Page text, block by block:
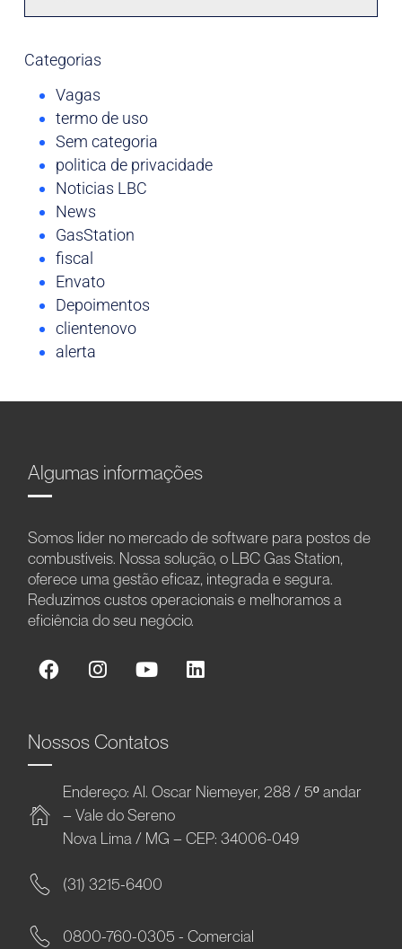
Categorias
Vagas
termo de uso
Sem categoria
politica de privacidade
Noticias LBC
News
GasStation
fiscal
Envato
Depoimentos
clientenovo
alerta
Algumas informações
Somos líder no mercado de software para postos de
combustíveis. Nossa solução, o LBC Gas Station,
oferece uma gestão eficaz, integrada e segura.
Reduzimos custos operacionais e melhoramos a
eficiência do seu negócio.
Nossos Contatos
Endereço: Al. Oscar Niemeyer, 288 / 5º andar
– Vale do Sereno
Nova Lima / MG – CEP: 34006-049
(31) 3215-6400
0800-760-0305 - Comercial